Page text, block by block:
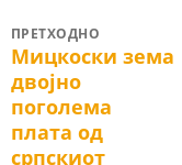
Post
navigation
ПРЕТХОДНО
Previous
post:
Мицкоски зема
двојно
поголема
плата од
српскиот